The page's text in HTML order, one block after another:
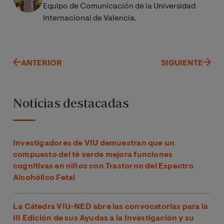
Equipo de Comunicación de la Universidad
Internacional de Valencia.
ANTERIOR SIGUIENTE
Noticias destacadas
Investigadores de VIU demuestran que un
compuesto del té verde mejora funciones
cognitivas en niños con Trastorno del Espectro
Alcohólico Fetal
La Cátedra VIU-NED abre las convocatorias para la
III Edición de sus Ayudas a la Investigación y su